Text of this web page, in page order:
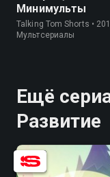
Минимульты
Talking Tom Shorts •
Мультсериалы
Ещё
Развитие